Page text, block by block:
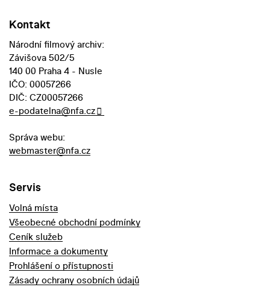
Kontakt
Národní filmový archiv:
Závišova 502/5
140 00 Praha 4 - Nusle
IČO: 00057266
DIČ: CZ00057266
e-podatelna@nfa.cz
Správa webu:
webmaster@nfa.cz
Servis
Volná místa
Všeobecné obchodní podmínky
Ceník služeb
Informace a dokumenty
Prohlášení o přístupnosti
Zásady ochrany osobních údajů